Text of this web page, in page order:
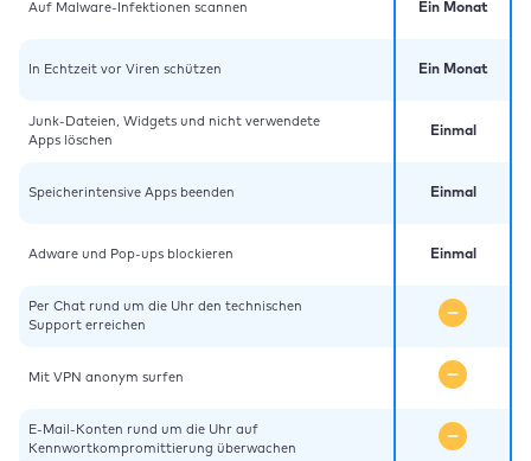
Auf Malware-Infektionen scannen
In Echtzeit vor Viren schützen
Junk-Dateien, Widgets und nicht verwendete
Apps löschen
Speicherintensive Apps beenden
Adware und Pop-ups blockieren
Per Chat rund um die Uhr den technischen
Support erreichen
Mit VPN anonym surfen
E-Mail-Konten rund um die Uhr auf
Kennwortkompromittierung überwachen
Ein Monat
Ein Monat
Einmal
Einmal
Einmal